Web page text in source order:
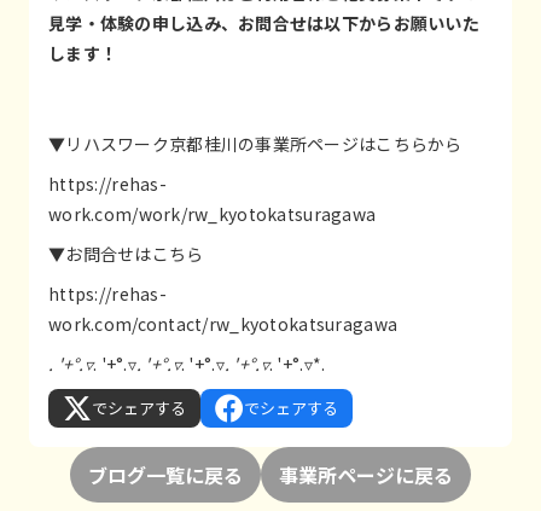
見学・体験の申し込み、お問合せは以下からお願いいた
します！
▼リハスワーク京都桂川の事業所ページはこちらから
https://rehas-
work.com/work/rw_kyotokatsuragawa
▼お問合せはこちら
https://rehas-
work.com/contact/rw_kyotokatsuragawa
. '+°.▿. '+°.▿. '+°.▿. '+°.▿. '+°.▿. '+°.▿*.
でシェアする でシェアする
ブログ一覧に戻る 事業所ページに戻る